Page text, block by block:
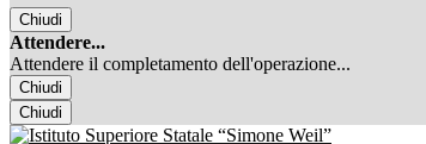
Chiudi
Attendere...
Attendere il completamento dell'operazione...
Chiudi
Chiudi